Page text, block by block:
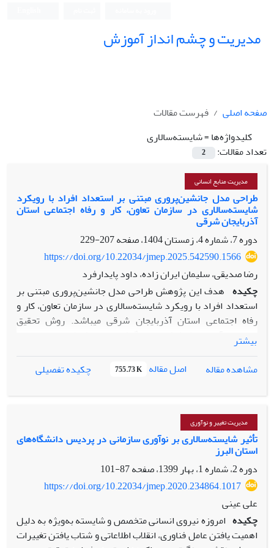
مدیریت و چشم انداز آموزش
صفحه اصلی
فهرست مقالات
کلیدواژه‌ها =شایسته‌سالاری
تعداد مقالات:
2
مدیریت منابع انسانی
طراحی مدل جانشین‌پروری مبتنی بر استعداد افراد با رویکرد
شایسته‌سالاری در سازمان تعاون، کار و رفاه اجتماعی استان
آذربایجان شرقی
دوره 7، شماره 4، زمستان 1404، صفحه
207-229
https://doi.org/10.22034/jmep.2025.542590.1566
رضا صدیقی، سلیمان ایران زاده، داود پایدارفرد
چکیده هدف این پژوهش طراحی مدل جانشین‌پروری مبتنی بر
استعداد افراد با رویکرد شایسته‌سالاری در سازمان تعاون، کار و
رفاه اجتماعی استان آذربایجان شرقی می‎باشد. روش تحقیق
به‌صورت آمیخته اکتشافی انجام گرفت. در بخش کیفی، داده‌ها از
انسانی، مدیریت دولتی و توسعه سرمایه انسانی گردآوری و با
استفاده از روش تحلیل مضمون براون و کلارک بررسی شد. در
بخش کمی نیز داده‌های حاصل از ۱۷۷ پرسشنامه تکمیل‌شده
شد. برای تجزیه و تحلیل داده ها از تکنیک تحلیل مضمون استفاده
گردید. نتایج تحلیل مضمون نشان داد که جانشین‌پروری مبتنی بر
استعداد دربرگیرنده هشت مقوله اصلی است: تعهد اخلاقی و
حرفه‌ای، ساختار و فرآیندهای سازمانی، شایستگی‌های حرفه‌ای،
شایستگی‌های فردی، شایستگی‌های مدیریتی، شایستگی‌های
رهبری، فرهنگ سازمانی و مدیریت استعداد. یافته‌های کمی نیز
بیانگر آن بود که «تعهد اخلاقی» و «شایستگی فردی» بیشترین
اهمیت را داشته و «مدیریت استعداد» کمترین اهمیت را داراست.
افزون بر این، نتایج مدل‌سازی معادلات ساختاری برازش مناسب
بیشتر
مشاهده مقاله
اصل مقاله 755.73 K چکیده تفصیلی
مدیریت تغییر و نوآوری
تأثیر شایسته‌سالاری بر نوآوری سازمانی در پردیس دانشگاه‌های
استان البرز
دوره 2، شماره 1، بهار 1399، صفحه
87-101
https://doi.org/10.22034/jmep.2020.234864.1017
علی عینی
چکیده امروزه نیروی انسانی متخصص و شایسته به‌ویژه به دلیل
اهمیت یافتن عامل فناوری، انقلاب اطلاعاتی و شتاب یافتن تغییرات